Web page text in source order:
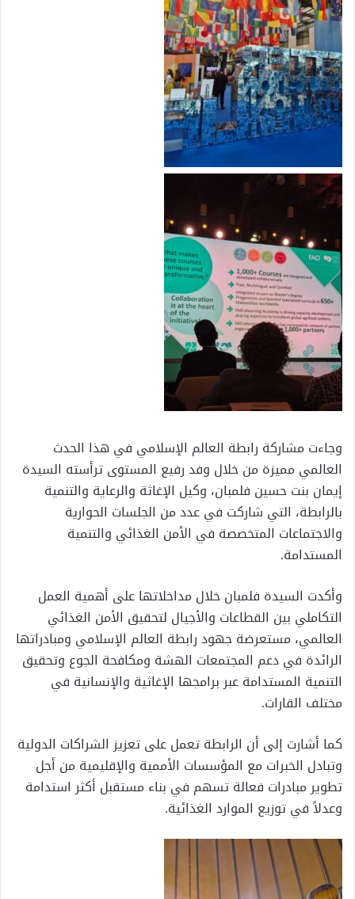
وجاءت مشاركة رابطة العالم الإسلامي في هذا الحدث
العالمي مميزة من خلال وفد رفيع المستوى ترأسته السيدة
إيمان بنت حسين فلمبان، وكيل الإغاثة والرعاية والتنمية
بالرابطة، التي شاركت في عدد من الجلسات الحوارية
والاجتماعات المتخصصة في الأمن الغذائي والتنمية
المستدامة.
وأكدت السيدة فلمبان خلال مداخلاتها على أهمية العمل
التكاملي بين القطاعات والأجيال لتحقيق الأمن الغذائي
العالمي، مستعرضة جهود رابطة العالم الإسلامي ومبادراتها
الرائدة في دعم المجتمعات الهشة ومكافحة الجوع وتحقيق
التنمية المستدامة عبر برامجها الإغاثية والإنسانية في
مختلف القارات.
كما أشارت إلى أن الرابطة تعمل على تعزيز الشراكات الدولية
وتبادل الخبرات مع المؤسسات الأممية والإقليمية من أجل
تطوير مبادرات فعالة تسهم في بناء مستقبل أكثر استدامة
وعدلاً في توزيع الموارد الغذائية.